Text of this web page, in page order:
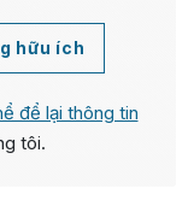
hữu ích
để lại thông tin
tôi.